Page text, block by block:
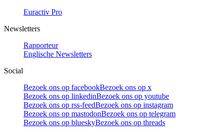
Euractiv Pro
Newsletters
Rapporteur
Englische Newsletters
Social
Bezoek ons op facebookBezoek ons op x
Bezoek ons op linkedinBezoek ons op youtube
Bezoek ons op rss-feedBezoek ons op instagram
Bezoek ons op mastodonBezoek ons op telegram
Bezoek ons op blueskyBezoek ons op threads